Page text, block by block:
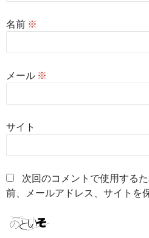
名前 ※
メール ※
サイト
次回のコメントで使用する
前、メールアドレス、サイトを